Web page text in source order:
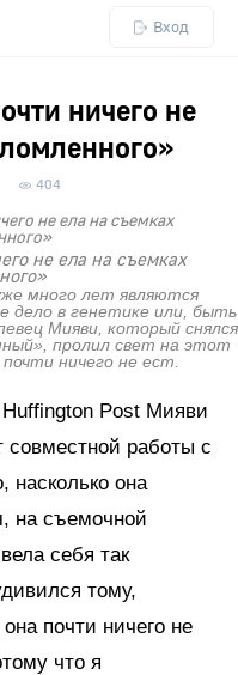
Вход
ничего не
404
не ела на съемках
много лет являются
дело в генетике или, быть
Мияви, который снялся
пролил свет на этот
ничего не ест.
Post Мияви
совместной работы с
насколько она
на съемочной
себя так
тому,
почти ничего не
что я